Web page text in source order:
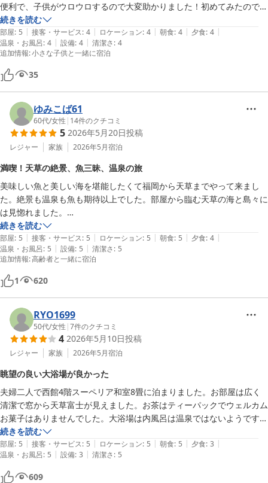
便利で、子供がウロウロするので大変助かりました！初めてみたのでこ
れが置いてあるのは大変親切な施設だなと思いました。
お風呂も綺麗で夕日見ながら温泉に入れて最高でした☺️
あと、多目的広場にたくさんのボードゲームがあったり、卓球があった
りこちらも家族で楽しめて大変よかったです！！
ちょっと部屋から色々な場所が遠かったりが難点ですがそのほかは満足
でした！
心を痛めております。天草とても素敵なところでしたのでまた訪れたい
です。ありがとうございました🙇
続きを読む
部屋: 5 | 接客・サービス: 4 | ロケーション: 4 | 朝食: 4 | 夕食: 4 |
温泉・お風呂: 4 | 設備: 4 | 清潔さ: 4
追加情報:小さな子供と一緒に宿泊
35
ゆみこば61
60代/女性 | 14件のクチコミ
5 2026年5月20日投稿
レジャー 家族 2026年5月宿泊
満喫！天草の絶景、魚三昧、温泉の旅
美味しい魚と美しい海を堪能したくて福岡から天草までやって来まし
た。絶景も温泉も魚も期待以上でした。部屋から臨む天草の海と島々に
は見惚れました。
温泉も部屋も清潔。1つだけ気になったのは、大浴場で水を飲む場所が
遠いことでしたね。サウナの後水を飲みたくなり、階段を上がって水分
補給、、→出来ればもう少し近くに水飲み場があればいいなあと思いま
した。
それ以外はこれまた絶景の熱め温泉です。
食事も魚好きにはたまらない、両頬に刺身を頬張って食べました笑
した2日間でした！
続きを読む
部屋: 5 | 接客・サービス: 5 | ロケーション: 5 | 朝食: 5 | 夕食: 4 |
温泉・お風呂: 5 | 設備: 5 | 清潔さ: 5
追加情報:高齢者と一緒に宿泊
1 620
RYO1699
50代/女性 |7件のクチコミ
4 2026年5月10日投稿
レジャー 家族 2026年5月宿泊
眺望の良い大浴場が良かった
夫婦二人で西館4階スーペリア和室8畳に泊まりました。お部屋は広く
清潔で窓から天草富士が見えました。お茶はティーパックでウェルカム
お菓子はありませんでした。大浴場は内風呂は温泉ではないようですが
広くて眺めが良く、露天は屋根はありませんが天気が良かったので夜空
の星が美しかった。感心したのは風呂場にベビーバス、脱衣所にオムツ
専用ゴミ箱があることです。つまりファミリー向きのホテルということ
で細やかな気遣いだと思います。夕食ブュッフェは口コミであまり良く
続きを読む
部屋: 5 | 接客・サービス: 5 | ロケーション: 5 | 朝食: 5 | 夕食: 3 |
温泉・お風呂: 5 | 設備: 3 | 清潔さ: 5
609